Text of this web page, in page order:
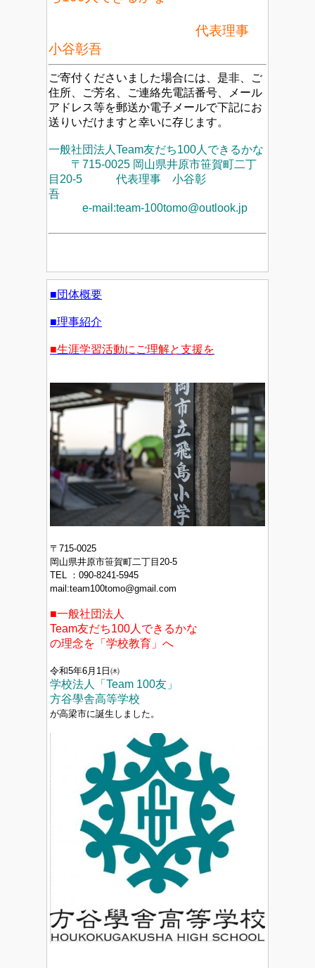
代表理事
小谷彰吾
ご寄付くださいました場合には、是非、
ご
住所、ご芳名、ご連絡先電話番号、メール
アドレス等を郵送か電子メールで下記にお
送りいだけますと幸いに存じます。
一般社団法人Team友だち100人できるかな
〒715-0025 岡山県井原市笹賀町二丁
目20-5 代表理事 小谷彰
吾
e-mail:team-100tomo@outlook.jp
■団体概要
■理事紹介
■生涯学習活動にご理解と支援を
〒715-0025
岡山県井原市笹賀町二丁目20-5
TEL ：090-8241‐5945
mail:team100tomo@gmail.com
■一般社団法人
Team友だち100人できるかな
の理念を「学校教育」へ
令和5年6月1日㈭
学校法人「Team 100友」
方谷學舎高等学校
が高梁市に誕生しました。